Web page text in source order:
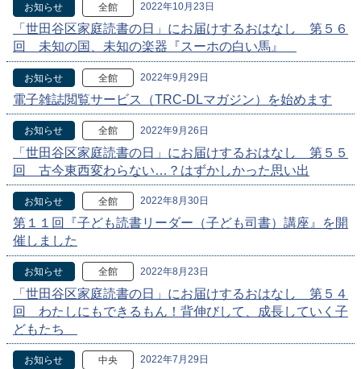
お知らせ 全館 2022年10月23日
「世田谷区家庭読書の日」にお届けするおはなし 第５６
回 未知の国、未知の楽器『スーホの白い馬』
お知らせ 全館 2022年9月29日
電子雑誌閲覧サービス（TRC-DLマガジン）を始めます
お知らせ 全館 2022年9月26日
「世田谷区家庭読書の日」にお届けするおはなし 第５５
回 古今東西変わらない…？はずかしかった思い出
お知らせ 全館 2022年8月30日
第１１回『子ども読書リーダー（子ども司書）講座』を開
催しました
お知らせ 全館 2022年8月23日
「世田谷区家庭読書の日」にお届けするおはなし 第５４
回 わたしにもできるもん！背伸びして、成長していく子
どもたち
お知らせ 中央 2022年7月29日